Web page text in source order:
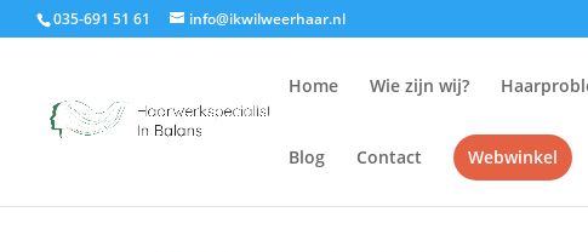
035-691 51 61 info@ikwilweerhaar.nl
Home Wie zijn wij?
Blog Contact Webwinkel